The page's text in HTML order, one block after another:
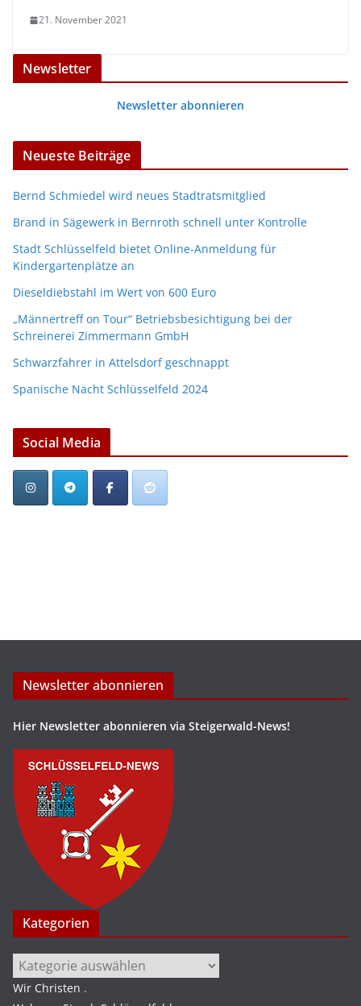
21. November 2021
Newsletter
Newsletter abonnieren
Neueste Beiträge
Bernd Schmiedel wird neues Stadtratsmitglied
Brand in Sägewerk in Bernroth schnell unter Kontrolle
Stadt Schlüsselfeld bietet Online-Anmeldung für
Kindergartenplätze an
Dieseldiebstahl im Wert von 600 Euro
„Männertreff on Tour“ Betriebsbesichtigung bei der
Schreinerei Zimmermann GmbH
Schwarzfahrer in Attelsdorf geschnappt
Spanische Nacht Schlüsselfeld 2024
Social Media
Newsletter abonnieren
Hier Newsletter abonnieren via Steigerwald-News!
Kategorien
Kategorien
Wir Christen .